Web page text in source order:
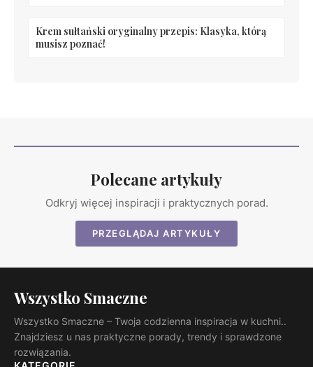
Krem sułtański oryginalny przepis: Klasyka, którą
musisz poznać!
Polecane artykuły
Odkryj więcej inspiracji i praktycznych porad.
PRZEGLĄDAJ ARTYKUŁY
Wszystko Smaczne
Wszystko Smaczne – Twoja codzienna inspiracja w kuchni..
Znajdziesz u nas praktyczne porady, trendy i sprawdzone
rozwiązania.